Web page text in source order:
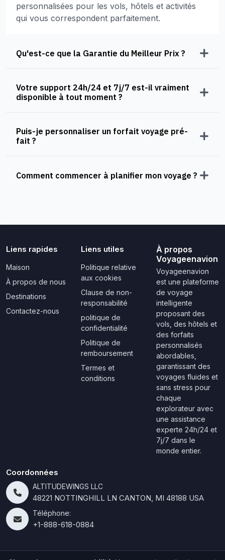
personnalisées pour les vols, hôtels et activités
qui vous correspondent parfaitement.
Qu'est-ce que la Garantie du Meilleur Prix ?
Votre support 24h/24 et 7j/7 est-il vraiment
disponible à tout moment ?
Puis-je personnaliser un forfait voyage pré-
fait ?
Comment commencer à planifier mon voyage ?
Liens rapides
Maison
À propos de nous
Destinations
Contactez-nous
Liens utiles
Politique relative
aux cookies
Clause de non-
responsabilité
politique de
confidentialité
Politique de
remboursement
Termes et
conditions
À propos
Voyageenavion
Voyageenavion
est une plateforme
de voyage
intelligente
proposant des
vols, des hôtels et
des forfaits
personnalisés
abordables,
garantissant des
voyages fluides et
sans stress pour
chaque
explorateur avec
une assistance
experte 24h/24 et
7j/7 dans le
monde entier.
Coordonnées
ALTITUDEWINGS LLC
48221 NOTTINGHILL LN CANTON, MI 48188 USA
Téléphone:
+1-888-618-0884